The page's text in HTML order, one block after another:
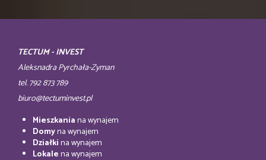
TECTUM - INVEST
Aleksnadra Pyrchała-Zyman
tel. 792 873 789
biuro@tectuminvest.pl
Mieszkaniana wynajem
Domyna wynajem
Działkina wynajem
Lokalena wynajem